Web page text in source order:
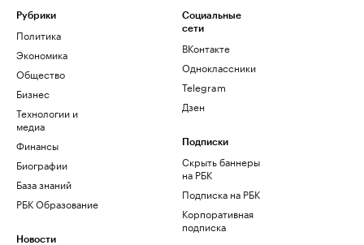
Рубрики
Политика
Экономика
Общество
Бизнес
Технологии и
медиа
Финансы
Биографии
База знаний
РБК Образование
Новости
Социальные
сети
ВКонтакте
Одноклассники
Telegram
Дзен
Подписки
Скрыть баннеры
на РБК
Подписка на РБК
Корпоративная
подписка